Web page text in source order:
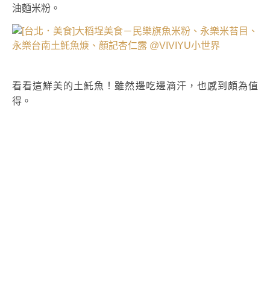
油麵米粉。
看看這鮮美的土魠魚！雖然邊吃邊滴汗，也感到頗為值
得。